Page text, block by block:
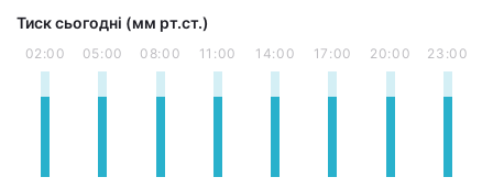
Тиск сьогодні (мм рт.ст.)
02:00 05:00 08:00 11:00 14:00 17:00 20:00 23:00